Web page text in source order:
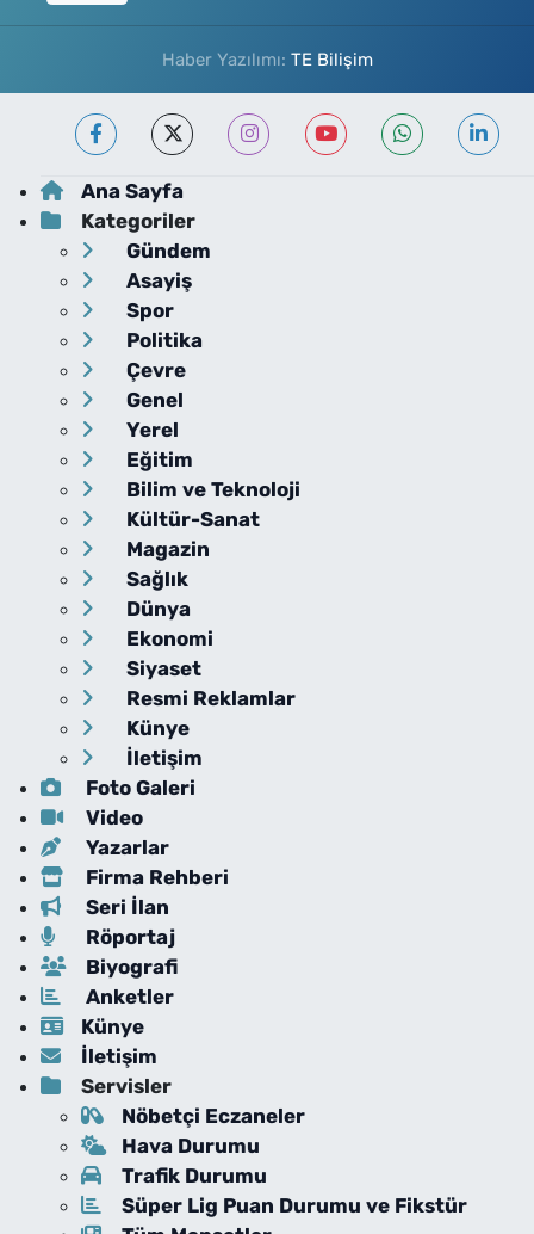
Haber Yazılımı: TE Bilişim
Ana Sayfa
Kategoriler
Gündem
Asayiş
Spor
Politika
Çevre
Genel
Yerel
Eğitim
Bilim ve Teknoloji
Kültür-Sanat
Magazin
Sağlık
Dünya
Ekonomi
Siyaset
Resmi Reklamlar
Künye
İletişim
Foto Galeri
Video
Yazarlar
Firma Rehberi
Seri İlan
Röportaj
Biyografi
Anketler
Künye
İletişim
Servisler
Nöbetçi Eczaneler
Hava Durumu
Trafik Durumu
Süper Lig Puan Durumu ve Fikstür